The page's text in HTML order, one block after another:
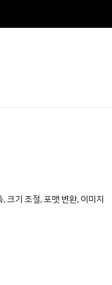
기 조절, 포맷 변환, 이미지